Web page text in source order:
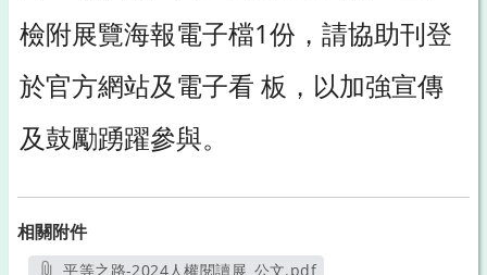
檢附展覽海報電子檔1份，請協助刊登
於官方網站及電子看 板，以加強宣傳
及鼓勵踴躍參與。
相關附件
平等之路-2024人權閱讀展_公文.pdf